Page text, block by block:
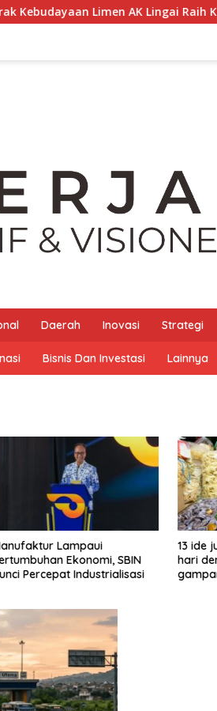
AK Lingai Raih Kinerja Ekselen
Daerah Inovasi Strategi
Bisnis Dan Investasi Lainnya
Lampaui
Ekonomi, SBIN
Percepat Industrialisasi
13 ide
hari